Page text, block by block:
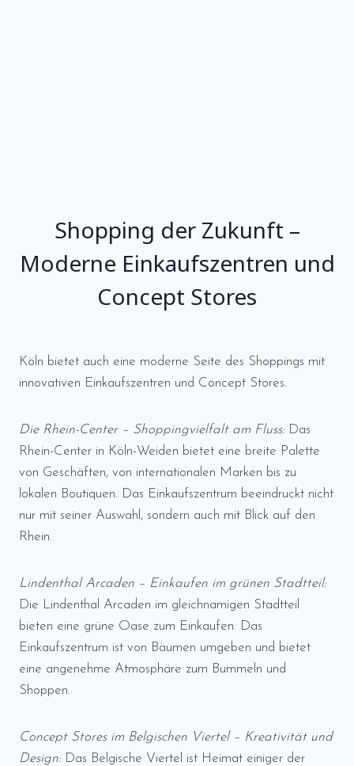
Shopping der Zukunft –
Moderne Einkaufszentren und
Concept Stores
Köln bietet auch eine moderne Seite des Shoppings mit
innovativen Einkaufszentren und Concept Stores.
Die Rhein-Center – Shoppingvielfalt am Fluss: Das
Rhein-Center in Köln-Weiden bietet eine breite Palette
von Geschäften, von internationalen Marken bis zu
lokalen Boutiquen. Das Einkaufszentrum beeindruckt nicht
nur mit seiner Auswahl, sondern auch mit Blick auf den
Rhein.
Lindenthal Arcaden – Einkaufen im grünen Stadtteil:
Die Lindenthal Arcaden im gleichnamigen Stadtteil
bieten eine grüne Oase zum Einkaufen. Das
Einkaufszentrum ist von Bäumen umgeben und bietet
eine angenehme Atmosphäre zum Bummeln und
Shoppen.
Concept Stores im Belgischen Viertel – Kreativität und
Design: Das Belgische Viertel ist Heimat einiger der